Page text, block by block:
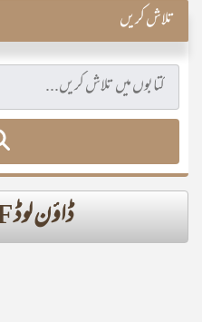
تلاش کریں
ڈاؤن لوڈ PDF